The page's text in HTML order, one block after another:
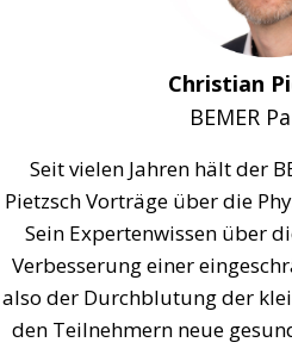
Christian
BEMER
Seit vielen Jahren hält der
Pietzsch Vorträge über die
Sein Expertenwissen über
Verbesserung einer
also der Durchblutung der
den Teilnehmern neue